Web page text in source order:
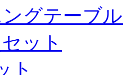
グテーブ
ット
ト